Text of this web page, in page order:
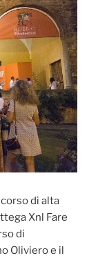
di alta
Xnl Fare
di
Oliviero e il